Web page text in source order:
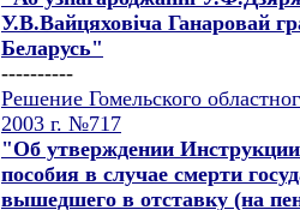
У.В.Вайцяховiча Ганаровай
Беларусь"
----------
Решение Гомельского
2003 г. №717
"Об утверждении
пособия в случае смерти
вышедшего в отставку (на